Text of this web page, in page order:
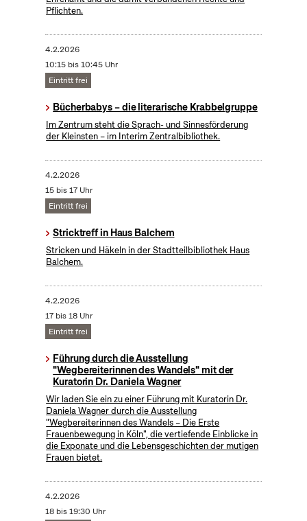
Pflichten.
4.2.2026
10:15 bis 10:45 Uhr
Eintritt frei
Bücherbabys – die literarische Krabbelgruppe
Im Zentrum steht die Sprach- und Sinnesförderung
der Kleinsten – im Interim Zentralbibliothek.
4.2.2026
15 bis 17 Uhr
Eintritt frei
Stricktreff in Haus Balchem
Stricken und Häkeln in der Stadtteilbibliothek Haus
Balchem.
4.2.2026
17 bis 18 Uhr
Eintritt frei
Führung durch die Ausstellung
"Wegbereiterinnen des Wandels" mit der
Kuratorin Dr. Daniela Wagner
Wir laden Sie ein zu einer Führung mit Kuratorin Dr.
Daniela Wagner durch die Ausstellung
"Wegbereiterinnen des Wandels – Die Erste
Frauenbewegung in Köln", die vertiefende Einblicke in
die Exponate und die Lebensgeschichten der mutigen
Frauen bietet.
4.2.2026
18 bis 19:30 Uhr